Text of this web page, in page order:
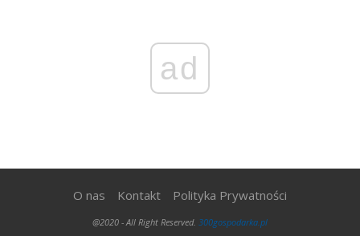
ad
O nas Kontakt Polityka Prywatności
@2020 - All Right Reserved. 300gospodarka.pl